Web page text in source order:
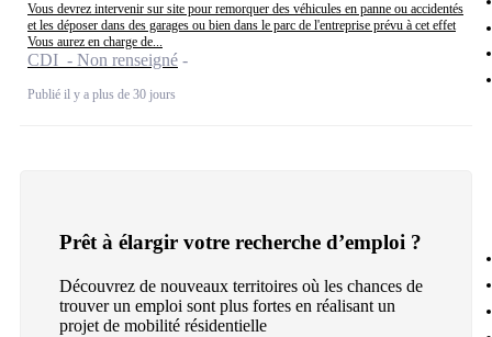
Vous devrez intervenir sur site pour remorquer des véhicules en panne ou accidentés
et les déposer dans des garages ou bien dans le parc de l'entreprise prévu à cet effet
Vous aurez en charge de...
CDI - Non renseigné
Publié il y a plus de 30 jours
Prêt à élargir votre recherche d’emploi ?
Découvrez de nouveaux territoires où les chances de
trouver un emploi sont plus fortes en réalisant un
projet de mobilité résidentielle